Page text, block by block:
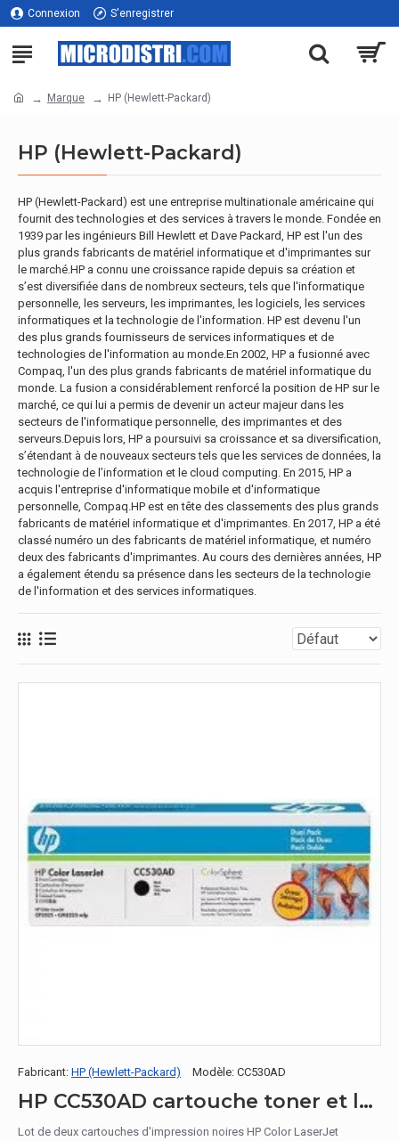
Connexion S'enregistrer
Marque HP (Hewlett-Packard)
HP (Hewlett-Packard)
HP (Hewlett-Packard) est une entreprise multinationale américaine qui
fournit des technologies et des services à travers le monde. Fondée en
1939 par les ingénieurs Bill Hewlett et Dave Packard, HP est l'un des
plus grands fabricants de matériel informatique et d'imprimantes sur
le marché.HP a connu une croissance rapide depuis sa création et
s’est diversifiée dans de nombreux secteurs, tels que l'informatique
personnelle, les serveurs, les imprimantes, les logiciels, les services
informatiques et la technologie de l'information. HP est devenu l'un
des plus grands fournisseurs de services informatiques et de
technologies de l'information au monde.En 2002, HP a fusionné avec
Compaq, l'un des plus grands fabricants de matériel informatique du
monde. La fusion a considérablement renforcé la position de HP sur le
marché, ce qui lui a permis de devenir un acteur majeur dans les
secteurs de l'informatique personnelle, des imprimantes et des
serveurs.Depuis lors, HP a poursuivi sa croissance et sa diversification,
s’étendant à de nouveaux secteurs tels que les services de données, la
technologie de l’information et le cloud computing. En 2015, HP a
acquis l'entreprise d'informatique mobile et d'informatique
personnelle, Compaq.HP est en tête des classements des plus grands
fabricants de matériel informatique et d'imprimantes. En 2017, HP a été
classé numéro un des fabricants de matériel informatique, et numéro
deux des fabricants d'imprimantes. Au cours des dernières années, HP
a également étendu sa présence dans les secteurs de la technologie
de l'information et des services informatiques.
Fabricant: HP (Hewlett-Packard) Modèle: CC530AD
HP CC530AD cartouche toner et laser / CC530AD Toner Noir
Lot de deux cartouches d'impression noires HP Color LaserJet